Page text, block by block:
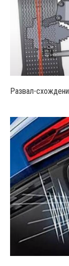
Развал-